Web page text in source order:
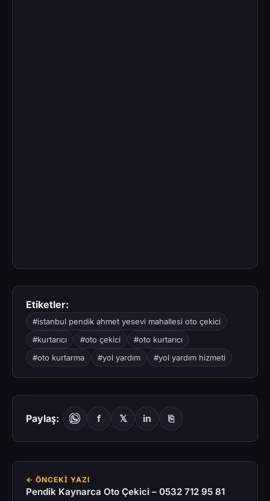
Etiketler:
#istanbul pendik ahmet yesevi mahallesi oto çekici
#kurtarıcı
#oto çekici
#oto kurtarıcı
#oto kurtarma
#yol yardım #yol yardım hizmeti
Paylaş: f 𝕏 in ⎘
← ÖNCEKI YAZI
Pendik Kaynarca Oto Çekici – 0532 712 95 81